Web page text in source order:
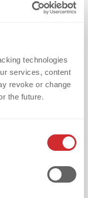
technologies
services, content
revoke or change
the future.